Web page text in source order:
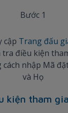
Bước 1
cập Trang đấu
tra điều kiện
cách nhập Mã
và Họ
kiện tham